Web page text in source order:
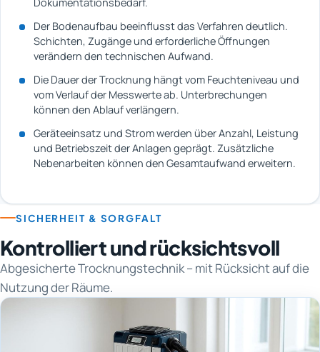
Der Bodenaufbau beeinflusst das Verfahren deutlich.
Schichten, Zugänge und erforderliche Öffnungen
verändern den technischen Aufwand.
Die Dauer der Trocknung hängt vom Feuchteniveau und
vom Verlauf der Messwerte ab. Unterbrechungen
können den Ablauf verlängern.
Geräteeinsatz und Strom werden über Anzahl, Leistung
und Betriebszeit der Anlagen geprägt. Zusätzliche
Nebenarbeiten können den Gesamtaufwand erweitern.
SICHERHEIT & SORGFALT
Kontrolliert und rücksichtsvoll
Abgesicherte Trocknungstechnik – mit Rücksicht auf die
Nutzung der Räume.